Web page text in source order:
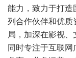
能力，致力于打造
列合作伙伴和优质
局，加深在影视、
同时专注于互联